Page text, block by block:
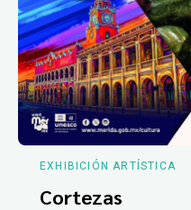
EXHIBICIÓN ARTÍSTICA
Cortezas